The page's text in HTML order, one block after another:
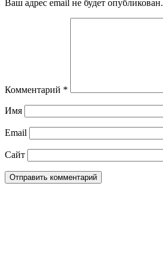
Ваш адрес email не будет опубликован.
Комментарий *
Имя
Email
Сайт